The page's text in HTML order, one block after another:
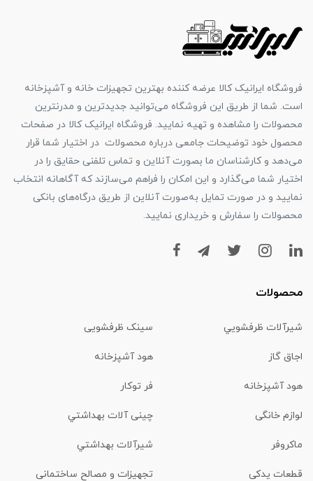
فروشگاه ایرانیک کالا عرضه کننده بهترین تجهیزات خانه و آشپزخانه
است. شما از طریق این فروشگاه می‌توانید جدیدترین و مدرنترین
محصولات را مشاهده و تهیه نمایید. فروشگاه ایرانیک کالا در صفحات
محصول خود توضیحات جامعی درباره محصولات در اختیار شما قرار
می‌دهد و کارشناسان ما بصورت آنلاین و تماس تلفنی حقایق را در
اختیار شما می‌گذارد و این امکان را فراهم می‌سازند که آگاهانه انتخاب
نمایید و در صورت تمایل به‌صورت آنلاین از طریق درگاه‌های بانکی
محصولات را سفارش و خریداری نمایید.
محصولات
شیرآلات ظرفشويي سینک ظرفشویی
اجاق گاز هود آشپزخانه
هود آشپزخانه فر توکار
لوازم خانگی چینی آلات بهداشتي
ماكروفر شیرآلات بهداشتي
قطعات یدکی تجهیزات و مصالح ساختمانی